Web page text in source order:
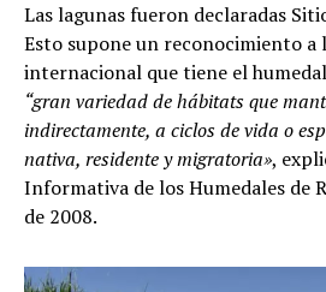
Las lagunas fueron declaradas
Esto supone un reconocimiento
internacional que tiene el
“gran variedad de hábitats que
indirectamente, a ciclos de vida o
nativa, residente y migratoria»,
Informativa de los Humedales de
de 2008.